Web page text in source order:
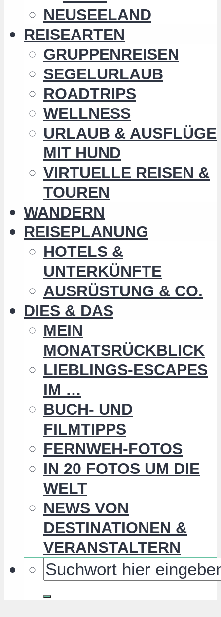
NEUSEELAND
REISEARTEN
GRUPPENREISEN
SEGELURLAUB
ROADTRIPS
WELLNESS
URLAUB & AUSFLÜGE
MIT HUND
VIRTUELLE REISEN &
TOUREN
WANDERN
REISEPLANUNG
HOTELS &
UNTERKÜNFTE
AUSRÜSTUNG & CO.
DIES & DAS
MEIN
MONATSRÜCKBLICK
LIEBLINGS-ESCAPES
IM …
BUCH- UND
FILMTIPPS
FERNWEH-FOTOS
IN 20 FOTOS UM DIE
WELT
NEWS VON
DESTINATIONEN &
VERANSTALTERN